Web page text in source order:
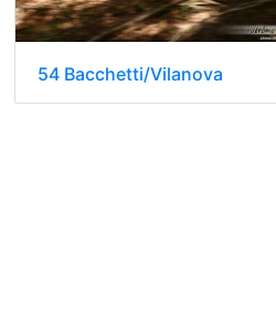
54 Bacchetti/Vilanova